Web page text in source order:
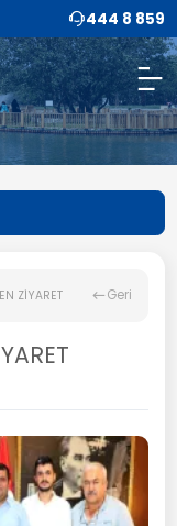
444 8 859
ZİYARET Geri